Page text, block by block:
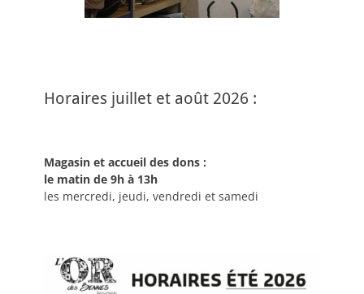
Horaires juillet et août 2026 :
Magasin et accueil des dons :
le matin de 9h à 13h
les mercredi, jeudi, vendredi et samedi